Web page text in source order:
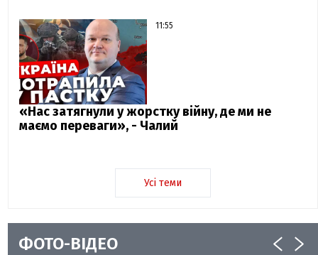
11:55
«Нас затягнули у жорстку війну, де ми не
маємо переваги», - Чалий
Усі теми
ФОТО-ВІДЕО